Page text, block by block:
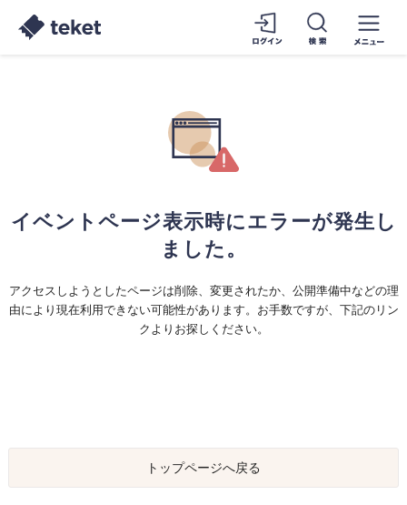
イベントページ表示時にエラーが発生し
ました。
アクセスしようとしたページは削除、変更されたか、公開準備中などの理
由により現在利用できない可能性があります。お手数ですが、下記のリン
クよりお探しください。
トップページへ戻る